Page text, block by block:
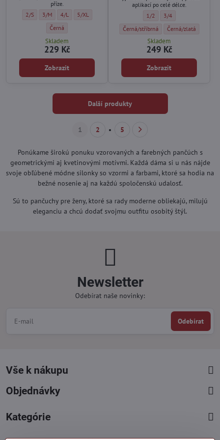
příze.
Punčochy s růží ART TATTOO 08 20 DEN Gatta - Velikost:
2/S Punčochy s růží ART TATTOO 08 20 DEN Gatta - Velikost:
3/M Punčochy s růží ART TATTOO 08 20 DEN Gatta - Velikost:
4/L Punčochy s růží ART TATTOO 08 20 DEN Gatta - Velikost:
5/XL
Punčochy s růží ART TATTOO 08 20 DEN Gatta - Barva:
Černá
Skladem
229 Kč
Zobrazit
aplikací po celé délce.
Dámské černé punčochy s
1/2 Dámské černé
3/4
Dámské černé punčochy s brokátem
Černá/stříbrná Dámské černé
Černá/zlatá
Skladem
249 Kč
Zobrazit
Další produkty
1 2 5
Ponúkame širokú ponuku vzorovaných a farebných pančúch s
geometrickými aj kvetinovými motívmi. Každá dáma si u nás nájde
svoje obľúbené módne silonky so vzormi a farbami, ktoré sa hodia na
bežné nosenie aj na každú spoločenskú udalosť.
Sú to pančuchy pre ženy, ktoré sa rady moderne obliekajú, milujú
eleganciu a chcú dodať svojmu outfitu osobitý štýl.
Newsletter
Odebírat naše novinky:
Odebírat
Vše k nákupu
Objednávky
Kategórie